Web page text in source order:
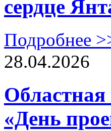
сердце
Подробнее
28.04.2026
Областная
«День